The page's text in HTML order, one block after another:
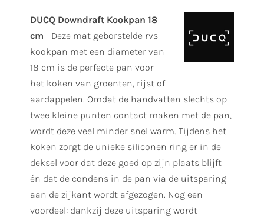
DUCQ Downdraft Kookpan 18
cm - Deze mat geborstelde rvs
kookpan met een diameter van
18 cm is de perfecte pan voor
het koken van groenten, rijst of
aardappelen. Omdat de handvatten slechts op
twee kleine punten contact maken met de pan,
wordt deze veel minder snel warm. Tijdens het
koken zorgt de unieke siliconen ring er in de
deksel voor dat deze goed op zijn plaats blijft
én dat de condens in de pan via de uitsparing
aan de zijkant wordt afgezogen. Nog een
voordeel: dankzij deze uitsparing wordt